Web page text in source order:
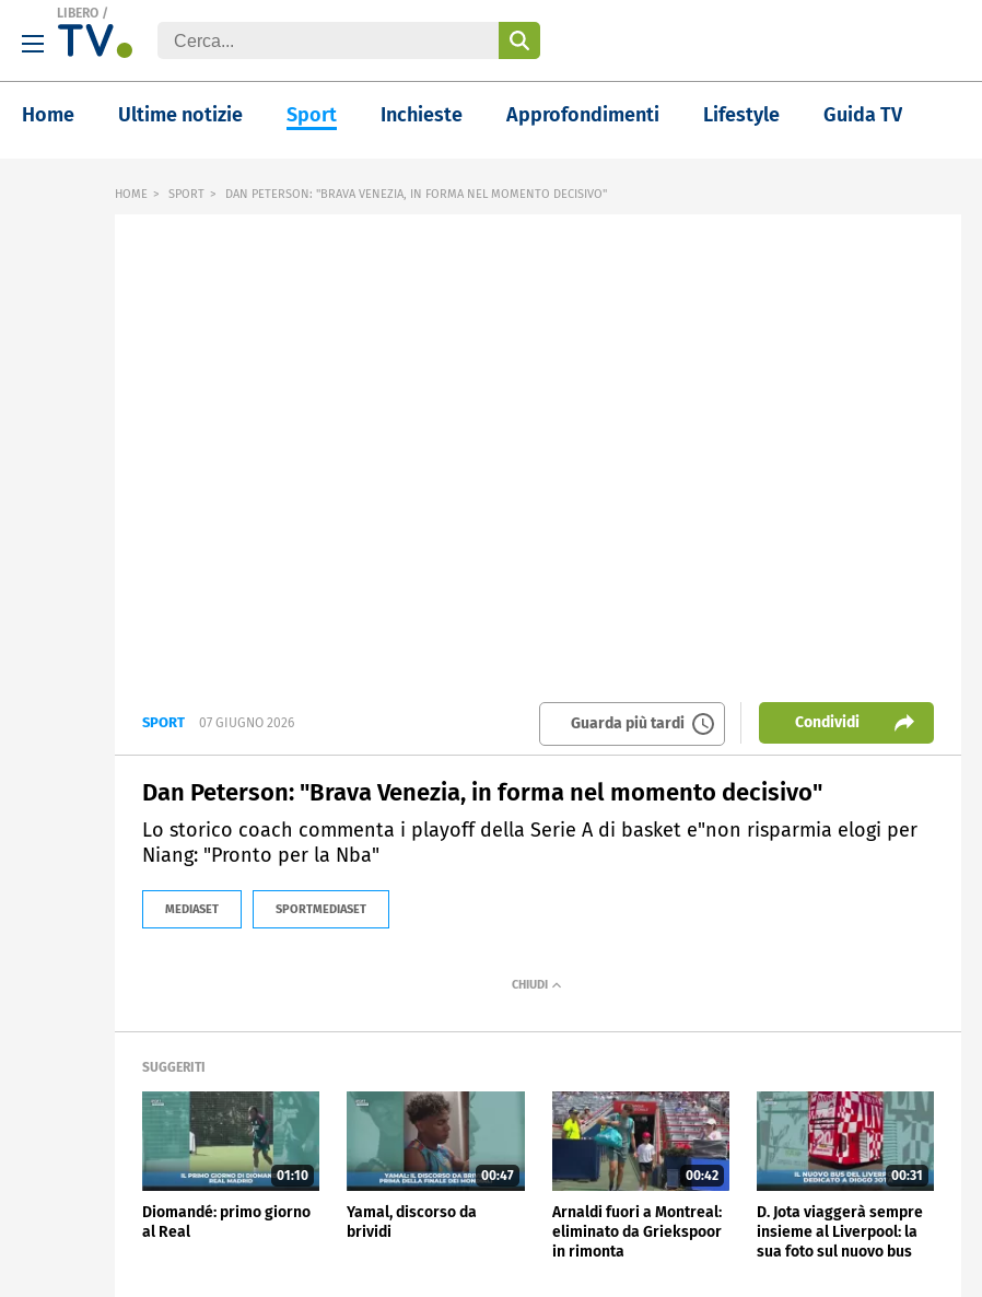
LIBERO /
Home Ultime notizie Sport Inchieste Approfondimenti Lifestyle Guida TV
HOME SPORT DAN PETERSON: "BRAVA VENEZIA, IN FORMA NEL MOMENTO DECISIVO"
SPORT 07 GIUGNO 2026 Guarda più tardi Condividi
Dan Peterson: "Brava Venezia, in forma nel momento decisivo"
Lo storico coach commenta i playoff della Serie A di basket e"non risparmia elogi per
Niang: "Pronto per la Nba"
MEDIASET SPORTMEDIASET
SUGGERITI
01:10
Diomandé: primo giorno
al Real
00:47
Yamal, discorso da
brividi
00:42
Arnaldi fuori a Montreal:
eliminato da Griekspoor
in rimonta
00:31
D. Jota viaggerà sempre
insieme al Liverpool: la
sua foto sul nuovo bus